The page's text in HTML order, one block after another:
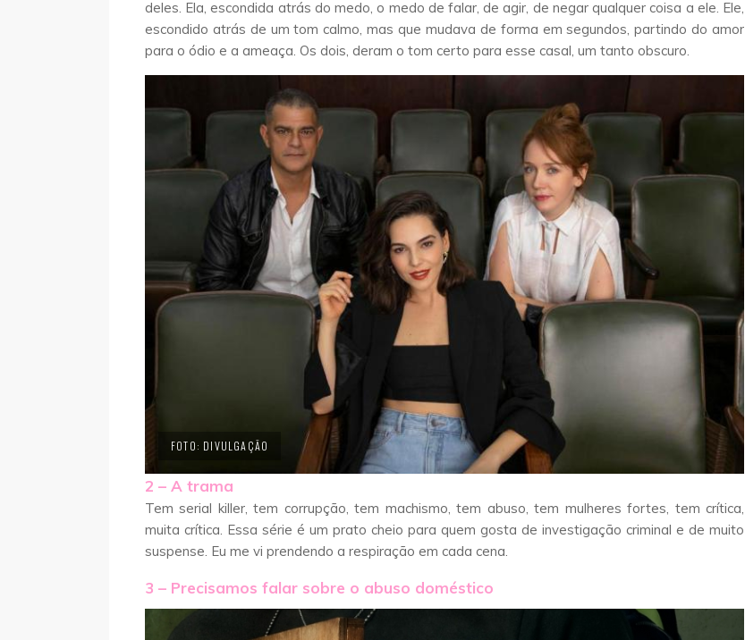
deles. Ela, escondida atrás do medo, o medo de falar, de agir, de negar qualquer coisa a ele. Ele,
escondido atrás de um tom calmo, mas que mudava de forma em segundos, partindo do amor
para o ódio e a ameaça. Os dois, deram o tom certo para esse casal, um tanto obscuro.
FOTO: DIVULGAÇÃO
2 – A trama
Tem serial killer, tem corrupção, tem machismo, tem abuso, tem mulheres fortes, tem crítica,
muita crítica. Essa série é um prato cheio para quem gosta de investigação criminal e de muito
suspense. Eu me vi prendendo a respiração em cada cena.
3 – Precisamos falar sobre o abuso doméstico